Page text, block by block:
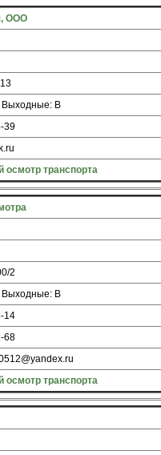
ООО
Выходные: В
39
осмотр транспорта
2
Выходные: В
14
68
осмотр транспорта